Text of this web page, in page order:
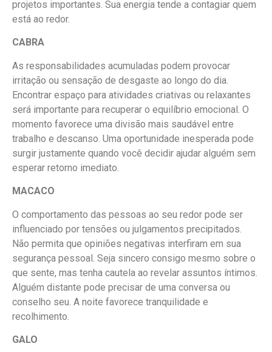
projetos importantes. Sua energia tende a contagiar quem
está ao redor.
CABRA
As responsabilidades acumuladas podem provocar
irritação ou sensação de desgaste ao longo do dia.
Encontrar espaço para atividades criativas ou relaxantes
será importante para recuperar o equilíbrio emocional. O
momento favorece uma divisão mais saudável entre
trabalho e descanso. Uma oportunidade inesperada pode
surgir justamente quando você decidir ajudar alguém sem
esperar retorno imediato.
MACACO
O comportamento das pessoas ao seu redor pode ser
influenciado por tensões ou julgamentos precipitados.
Não permita que opiniões negativas interfiram em sua
segurança pessoal. Seja sincero consigo mesmo sobre o
que sente, mas tenha cautela ao revelar assuntos íntimos.
Alguém distante pode precisar de uma conversa ou
conselho seu. A noite favorece tranquilidade e
recolhimento.
GALO